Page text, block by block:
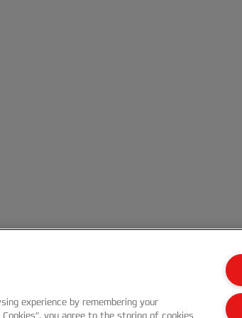
Kundenservice
experience by remembering your
you agree to the storing of cookies